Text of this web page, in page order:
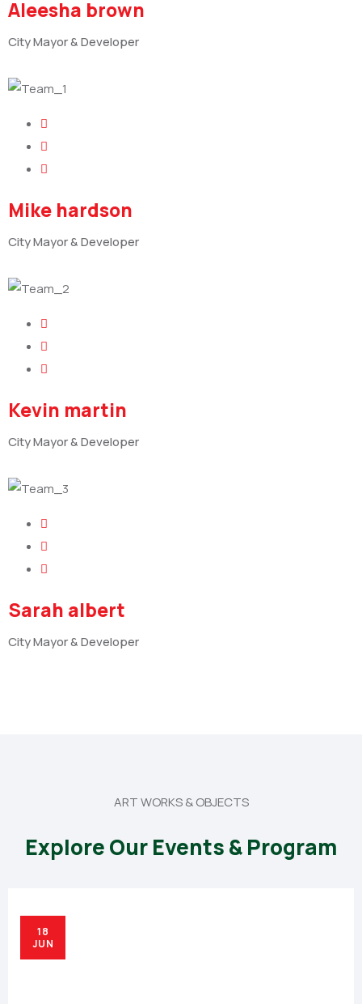
Aleesha brown
City Mayor & Developer
Mike hardson
City Mayor & Developer
Kevin martin
City Mayor & Developer
Sarah albert
City Mayor & Developer
ART WORKS & OBJECTS
Explore Our Events & Program
18
JUN